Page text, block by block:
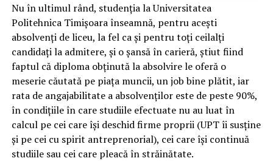
Nu în ultimul rând, studenția la Universitatea
Politehnica Timișoara înseamnă, pentru acești
absolvenți de liceu, la fel ca și pentru toți ceilalți
candidați la admitere, și o șansă în carieră, știut fiind
faptul că diploma obținută la absolvire le oferă o
meserie căutată pe piața muncii, un job bine plătit, iar
rata de angajabilitate a absolvenților este de peste 90%,
în condițiile în care studiile efectuate nu au luat în
calcul pe cei care își deschid firme proprii (UPT îi susține
și pe cei cu spirit antreprenorial), cei care își continuă
studiile sau cei care pleacă în străinătate.